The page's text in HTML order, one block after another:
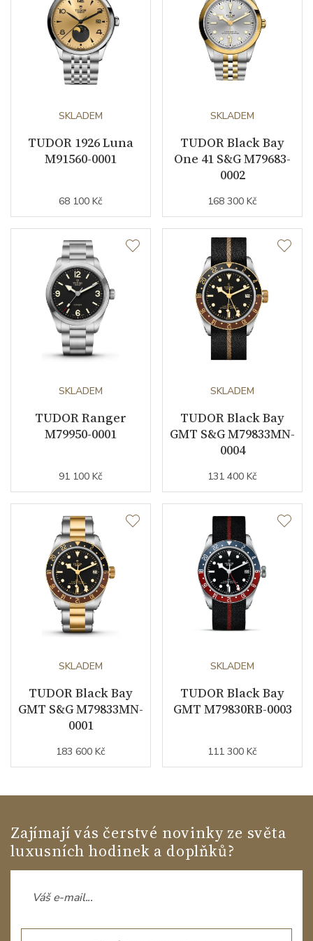
Doplňující údaje
Modelová řada 1926
SKLADEM
TUDOR 1926 Luna
M91560-0001
68 100 Kč
SKLADEM
TUDOR Black Bay
One 41 S&G M79683-
0002
168 300 Kč
SKLADEM
TUDOR Ranger
M79950-0001
91 100 Kč
SKLADEM
TUDOR Black Bay
GMT S&G M79833MN-
0004
131 400 Kč
SKLADEM
TUDOR Black Bay
GMT S&G M79833MN-
0001
183 600 Kč
SKLADEM
TUDOR Black Bay
GMT M79830RB-0003
111 300 Kč
Zajímají vás čerstvé novinky ze světa
luxusních hodinek a doplňků?